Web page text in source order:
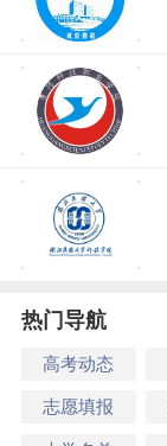
热门导航
高考动态
志愿填报